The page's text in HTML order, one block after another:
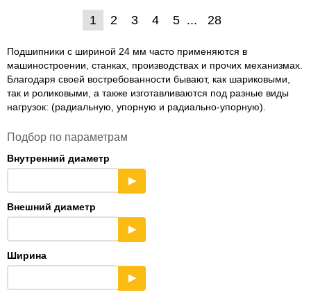
1 2 3 4 5 28
Подшипники с шириной 24 мм часто применяются в
машиностроении, станках, производствах и прочих механизмах.
Благодаря своей востребованности бывают, как шариковыми,
так и роликовыми, а также изготавливаются под разные виды
нагрузок: (радиальную, упорную и радиально-упорную).
Подбор по параметрам
Внутренний диаметр
▶
Внешний диаметр
▶
Ширина
▶